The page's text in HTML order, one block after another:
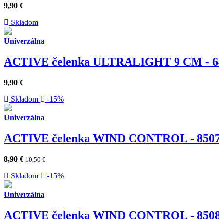
9,90 €
Skladom
Univerzálna
ACTIVE čelenka ULTRALIGHT 9 CM -
9,90 €
Skladom
-15%
Univerzálna
ACTIVE čelenka WIND CONTROL -
8,90 € 10,50 €
Skladom -15%
Univerzálna
ACTIVE čelenka WIND CONTROL -